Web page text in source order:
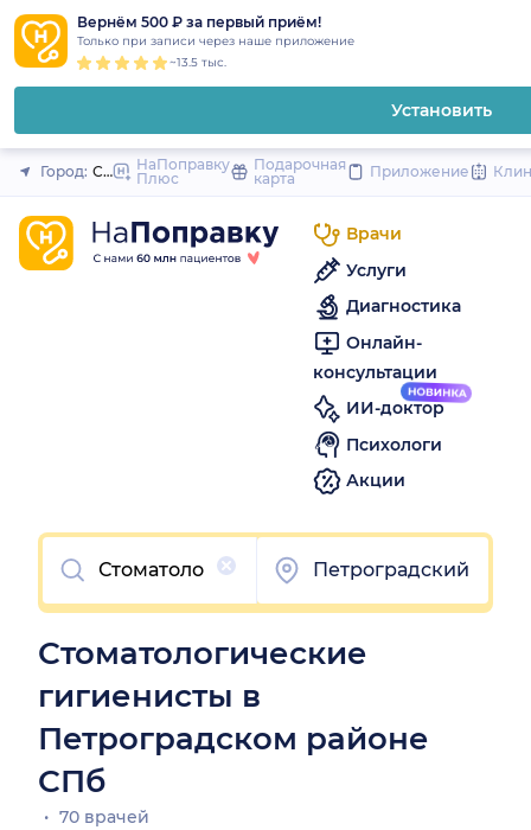
Вернём 500 ₽ за первый приём!
Только при записи через наше приложение
~13.5 тыс.
Установить
Закрыть
Город: Санкт-Петербург
НаПоправку
Плюс
Подарочная
карта
Приложение
Врачи
Услуги
Диагностика
Онлайн-
консультации
ИИ-доктор
Психологи
Акции
Очистить
Петроградский
Стоматологические
гигиенисты в
Петроградском районе
СПб
70 врачей